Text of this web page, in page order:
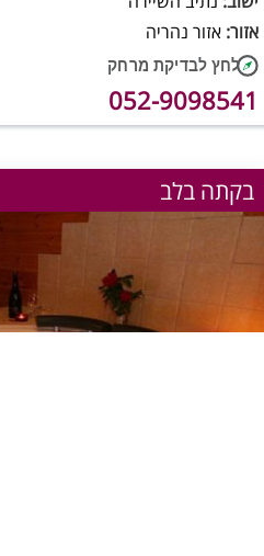
אזור: אזור נהריה
052-9098541
בקתה בלב